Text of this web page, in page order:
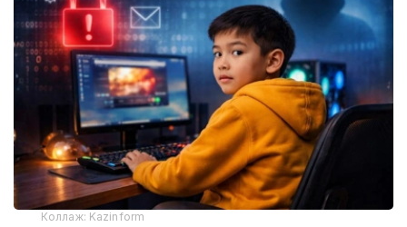
Коллаж: Kazinform